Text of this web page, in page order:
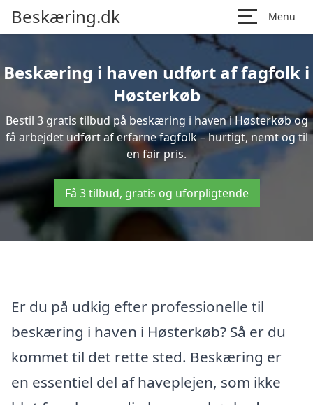
Beskæring.dk Menu
Beskæring i haven udført af fagfolk i
Høsterkøb
Bestil 3 gratis tilbud på beskæring i haven i Høsterkøb og
få arbejdet udført af erfarne fagfolk – hurtigt, nemt og til
en fair pris.
Få 3 tilbud, gratis og uforpligtende
Er du på udkig efter professionelle til
beskæring i haven i Høsterkøb? Så er du
kommet til det rette sted. Beskæring er
en essentiel del af haveplejen, som ikke